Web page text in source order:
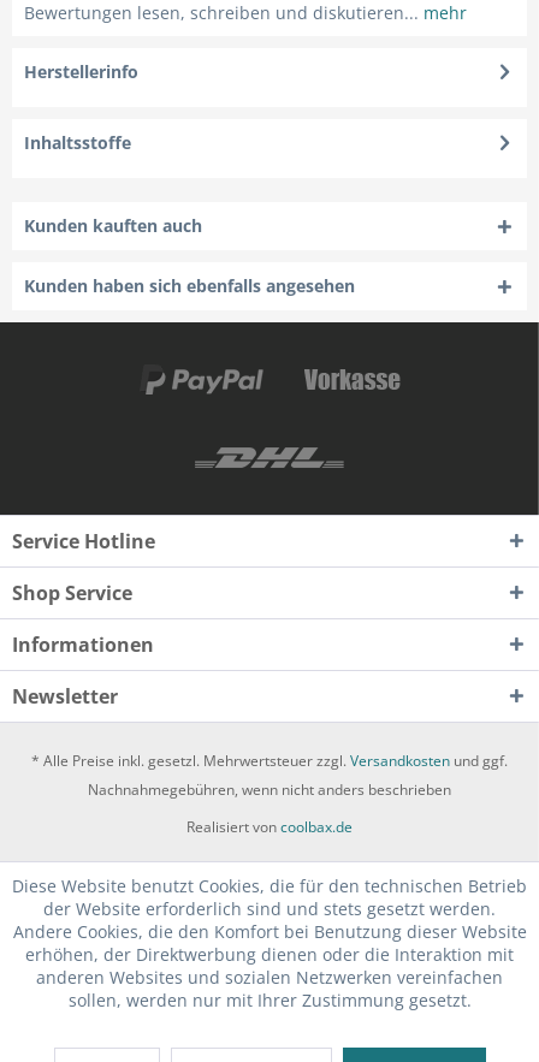
Bewertungen lesen, schreiben und diskutieren... mehr
Herstellerinfo
Inhaltsstoffe
Kunden kauften auch
Kunden haben sich ebenfalls angesehen
Service Hotline
Shop Service
Informationen
Newsletter
* Alle Preise inkl. gesetzl. Mehrwertsteuer zzgl. Versandkosten und ggf.
Nachnahmegebühren, wenn nicht anders beschrieben
Realisiert voncoolbax.de
Diese Website benutzt Cookies, die für den technischen Betrieb
der Website erforderlich sind und stets gesetzt werden.
Andere Cookies, die den Komfort bei Benutzung dieser Website
erhöhen, der Direktwerbung dienen oder die Interaktion mit
anderen Websites und sozialen Netzwerken vereinfachen
sollen, werden nur mit Ihrer Zustimmung gesetzt.